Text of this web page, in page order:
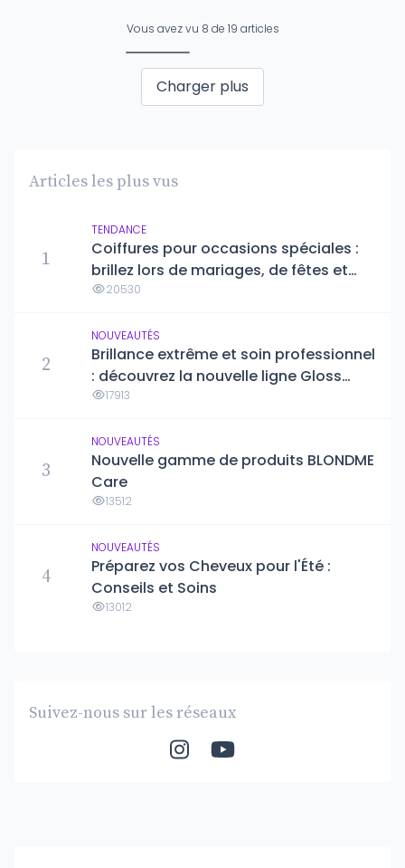
Vous avez vu 8 de 19 articles
Charger plus
Articles les plus vus
1
TENDANCE
Coiffures pour occasions spéciales :
brillez lors de mariages, de fêtes et
d'événements formels
20530
2
NOUVEAUTÉS
Brillance extrême et soin professionnel
: découvrez la nouvelle ligne Gloss
Absolu de Kérastase
17913
3
NOUVEAUTÉS
Nouvelle gamme de produits BLONDME
Care
13512
4
NOUVEAUTÉS
Préparez vos Cheveux pour l'Été :
Conseils et Soins
13012
Suivez-nous sur les réseaux